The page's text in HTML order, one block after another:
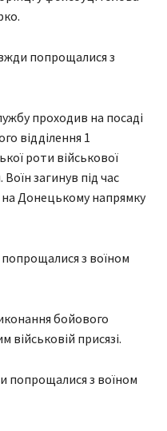
попрощалися з
проходив на посаді
відділення 1
роти військової
загинув під час
Донецькому напрямку
попрощалися з воїном
бойового
військовій присязі.
попрощалися з воїном